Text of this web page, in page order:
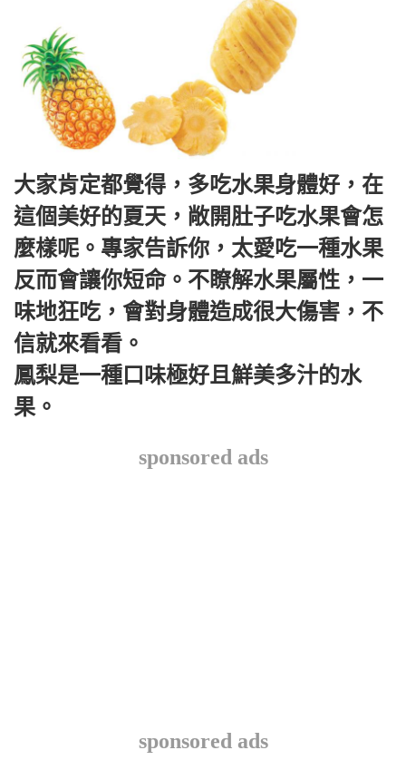
大家肯定都覺得，多吃水果身體好，在
這個美好的夏天，敞開肚子吃水果會怎
麼樣呢。專家告訴你，太愛吃一種水果
反而會讓你短命。不瞭解水果屬性，一
味地狂吃，會對身體造成很大傷害，不
信就來看看。
鳳梨是一種口味極好且鮮美多汁的水
果。
sponsored ads
sponsored ads